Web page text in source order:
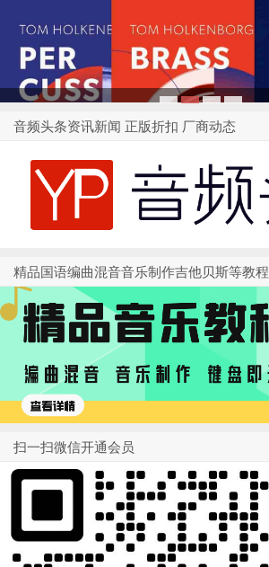
1 2 3 4
音频头条资讯新闻 正版折扣 厂商动态
精品国语编曲混音音乐制作吉他贝斯等教程
扫一扫微信开通会员